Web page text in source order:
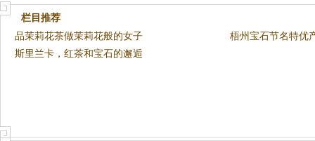
栏目推荐
品茉莉花茶做茉莉花般的女子
梧州宝石节名特优
斯里兰卡，红茶和宝石的邂逅